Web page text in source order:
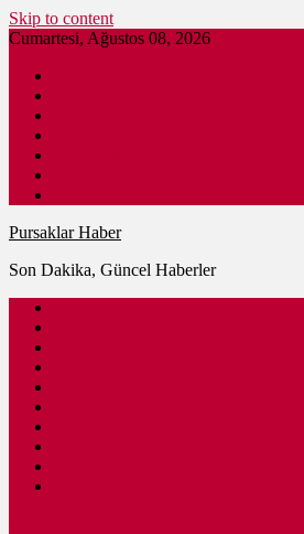
Skip to content
Cumartesi, Ağustos 08, 2026
Pursaklar Haber
Son Dakika, Güncel Haberler